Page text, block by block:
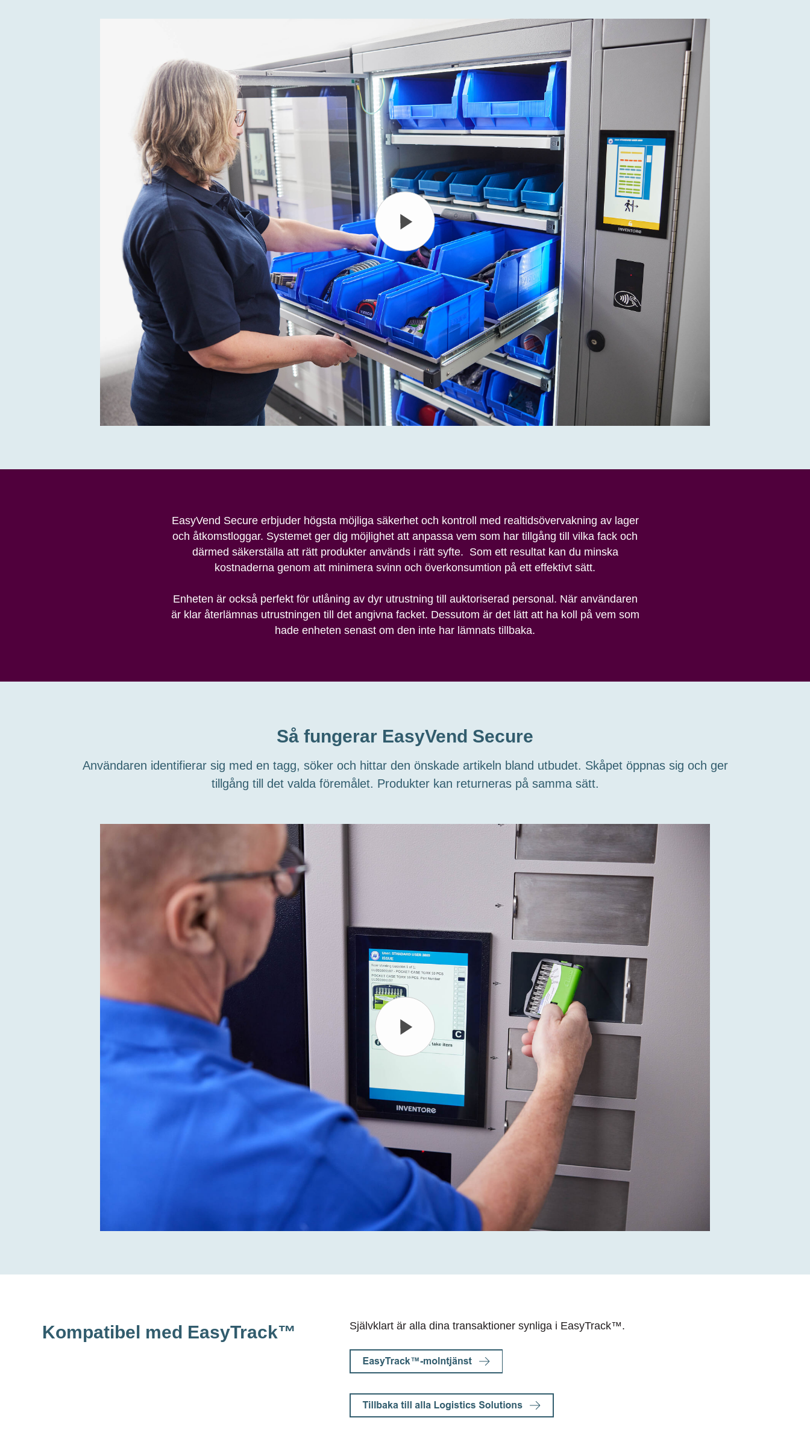
EasyVend Secure erbjuder högsta möjliga säkerhet och kontroll med realtidsövervakning av lager
och åtkomstloggar. Systemet ger dig möjlighet att anpassa vem som har tillgång till vilka fack och
därmed säkerställa att rätt produkter används i rätt syfte. Som ett resultat kan du minska
kostnaderna genom att minimera svinn och överkonsumtion på ett effektivt sätt.
Enheten är också perfekt för utlåning av dyr utrustning till auktoriserad personal. När användaren
är klar återlämnas utrustningen till det angivna facket. Dessutom är det lätt att ha koll på vem som
hade enheten senast om den inte har lämnats tillbaka.
Så fungerar EasyVend Secure
Användaren identifierar sig med en tagg, söker och hittar den önskade artikeln bland utbudet. Skåpet öppnas sig och ger
tillgång till det valda föremålet. Produkter kan returneras på samma sätt.
Kompatibel med EasyTrack™ Självklart är alla dina transaktioner synliga i EasyTrack™.